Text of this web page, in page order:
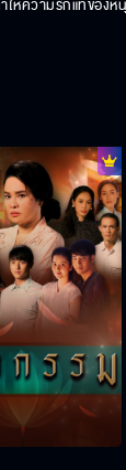
ห้ความรักแท้ของ